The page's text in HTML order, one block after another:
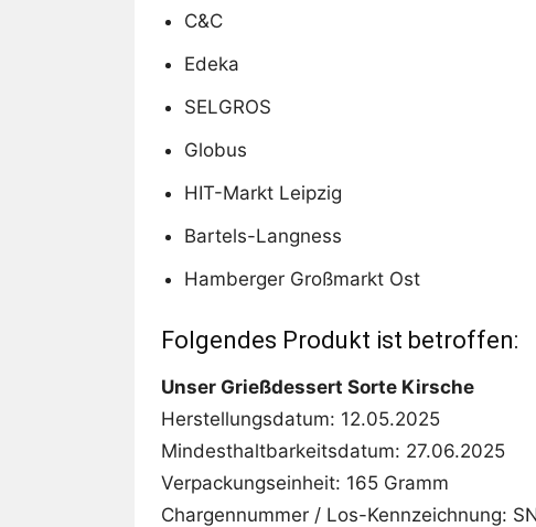
C&C
Edeka
SELGROS
Globus
HIT-Markt Leipzig
Bartels-Langness
Hamberger Großmarkt Ost
Folgendes Produkt ist betroffen:
Unser Grießdessert Sorte Kirsche
Herstellungsdatum: 12.05.2025
Mindesthaltbarkeitsdatum: 27.06.2025
Verpackungseinheit: 165 Gramm
Chargennummer / Los-Kennzeichnung: